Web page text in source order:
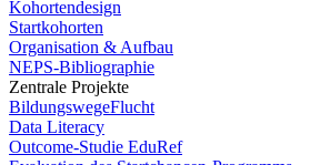
Kohortendesign
Startkohorten
Organisation & Aufbau
NEPS-Bibliographie
Zentrale Projekte
BildungswegeFlucht
Data Literacy
Outcome-Studie EduRef